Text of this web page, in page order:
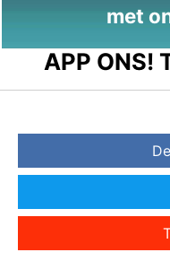
met
APP ONS!